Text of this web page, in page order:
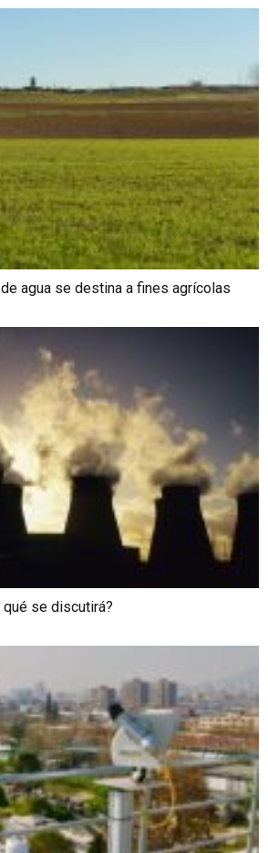
agua se destina a fines agrícolas
qué se discutirá?